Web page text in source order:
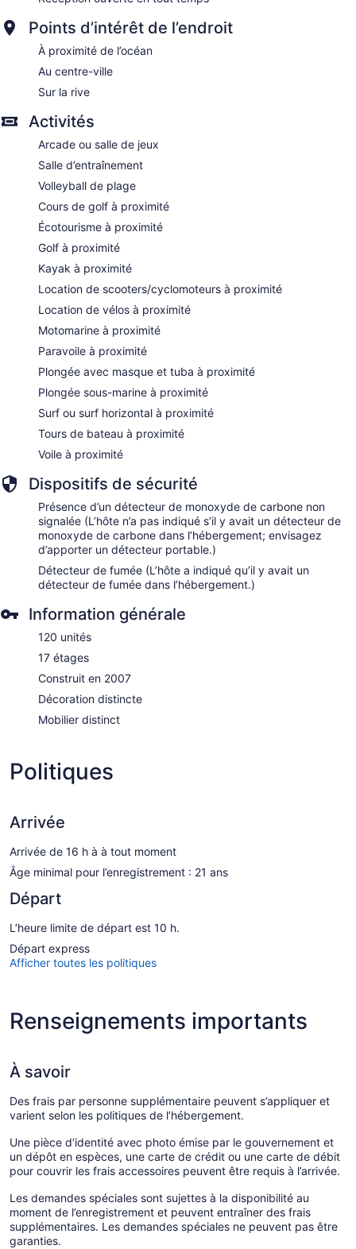
Points d’intérêt de l’endroit
À proximité de l’océan
Au centre-ville
Sur la rive
Activités
Arcade ou salle de jeux
Salle d’entraînement
Volleyball de plage
Cours de golf à proximité
Écotourisme à proximité
Golf à proximité
Kayak à proximité
Location de scooters/cyclomoteurs à proximité
Location de vélos à proximité
Motomarine à proximité
Paravoile à proximité
Plongée avec masque et tuba à proximité
Plongée sous-marine à proximité
Surf ou surf horizontal à proximité
Tours de bateau à proximité
Voile à proximité
Dispositifs de sécurité
Présence d’un détecteur de monoxyde de carbone non
signalée (L’hôte n’a pas indiqué s’il y avait un détecteur de
monoxyde de carbone dans l’hébergement; envisagez
d’apporter un détecteur portable.)
Détecteur de fumée (L’hôte a indiqué qu’il y avait un
détecteur de fumée dans l’hébergement.)
Information générale
120 unités
17 étages
Construit en 2007
Décoration distincte
Mobilier distinct
Politiques
Arrivée
Arrivée de 16 h à à tout moment
Âge minimal pour l’enregistrement : 21 ans
Départ
L’heure limite de départ est 10 h.
Départ express
Afficher toutes les politiques
Renseignements importants
À savoir
Des frais par personne supplémentaire peuvent s’appliquer et
varient selon les politiques de l’hébergement.
Une pièce d’identité avec photo émise par le gouvernement et
un dépôt en espèces, une carte de crédit ou une carte de débit
pour couvrir les frais accessoires peuvent être requis à l’arrivée.
Les demandes spéciales sont sujettes à la disponibilité au
moment de l’enregistrement et peuvent entraîner des frais
supplémentaires. Les demandes spéciales ne peuvent pas être
garanties.